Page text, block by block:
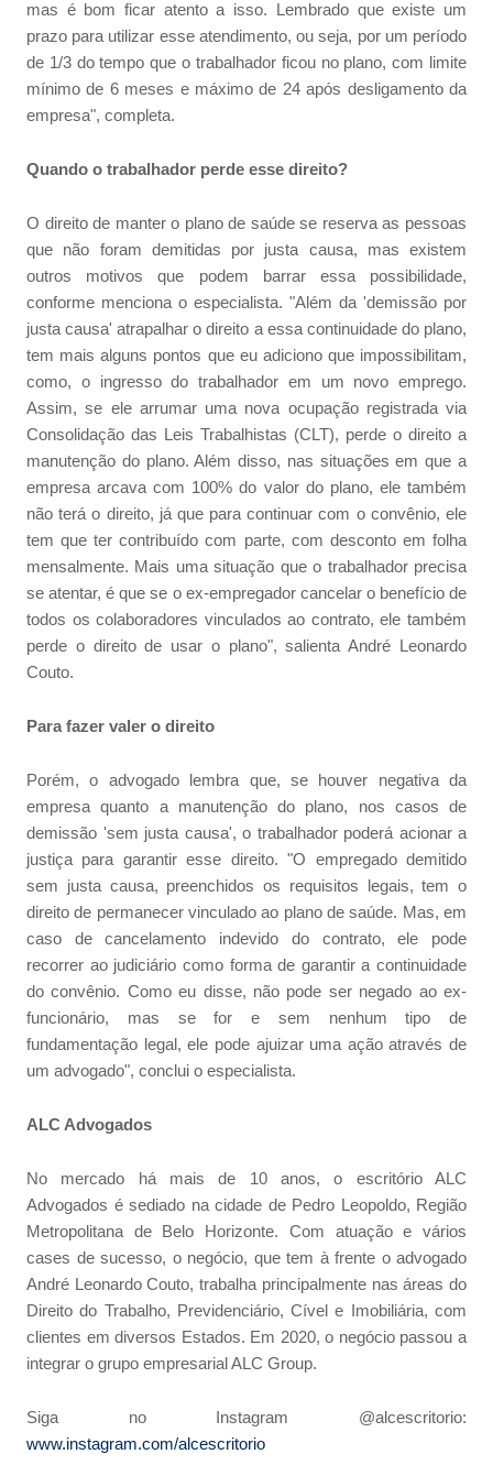
mas é bom ficar atento a isso. Lembrado que existe um
prazo para utilizar esse atendimento, ou seja, por um período
de 1/3 do tempo que o trabalhador ficou no plano, com limite
mínimo de 6 meses e máximo de 24 após desligamento da
empresa", completa.
Quando o trabalhador perde esse direito?
O direito de manter o plano de saúde se reserva as pessoas
que não foram demitidas por justa causa, mas existem
outros motivos que podem barrar essa possibilidade,
conforme menciona o especialista. "Além da 'demissão por
justa causa' atrapalhar o direito a essa continuidade do plano,
tem mais alguns pontos que eu adiciono que impossibilitam,
como, o ingresso do trabalhador em um novo emprego.
Assim, se ele arrumar uma nova ocupação registrada via
Consolidação das Leis Trabalhistas (CLT), perde o direito a
manutenção do plano. Além disso, nas situações em que a
empresa arcava com 100% do valor do plano, ele também
não terá o direito, já que para continuar com o convênio, ele
tem que ter contribuído com parte, com desconto em folha
mensalmente. Mais uma situação que o trabalhador precisa
se atentar, é que se o ex-empregador cancelar o benefício de
todos os colaboradores vinculados ao contrato, ele também
perde o direito de usar o plano", salienta André Leonardo
Couto.
Para fazer valer o direito
Porém, o advogado lembra que, se houver negativa da
empresa quanto a manutenção do plano, nos casos de
demissão 'sem justa causa', o trabalhador poderá acionar a
justiça para garantir esse direito. "O empregado demitido
sem justa causa, preenchidos os requisitos legais, tem o
direito de permanecer vinculado ao plano de saúde. Mas, em
caso de cancelamento indevido do contrato, ele pode
recorrer ao judiciário como forma de garantir a continuidade
do convênio. Como eu disse, não pode ser negado ao ex-
funcionário, mas se for e sem nenhum tipo de
fundamentação legal, ele pode ajuizar uma ação através de
um advogado", conclui o especialista.
ALC Advogados
No mercado há mais de 10 anos, o escritório ALC
Advogados é sediado na cidade de Pedro Leopoldo, Região
Metropolitana de Belo Horizonte. Com atuação e vários
cases de sucesso, o negócio, que tem à frente o advogado
André Leonardo Couto, trabalha principalmente nas áreas do
Direito do Trabalho, Previdenciário, Cível e Imobiliária, com
clientes em diversos Estados. Em 2020, o negócio passou a
integrar o grupo empresarial ALC Group.
Siga no Instagram @alcescritorio:
www.instagram.com/alcescritorio